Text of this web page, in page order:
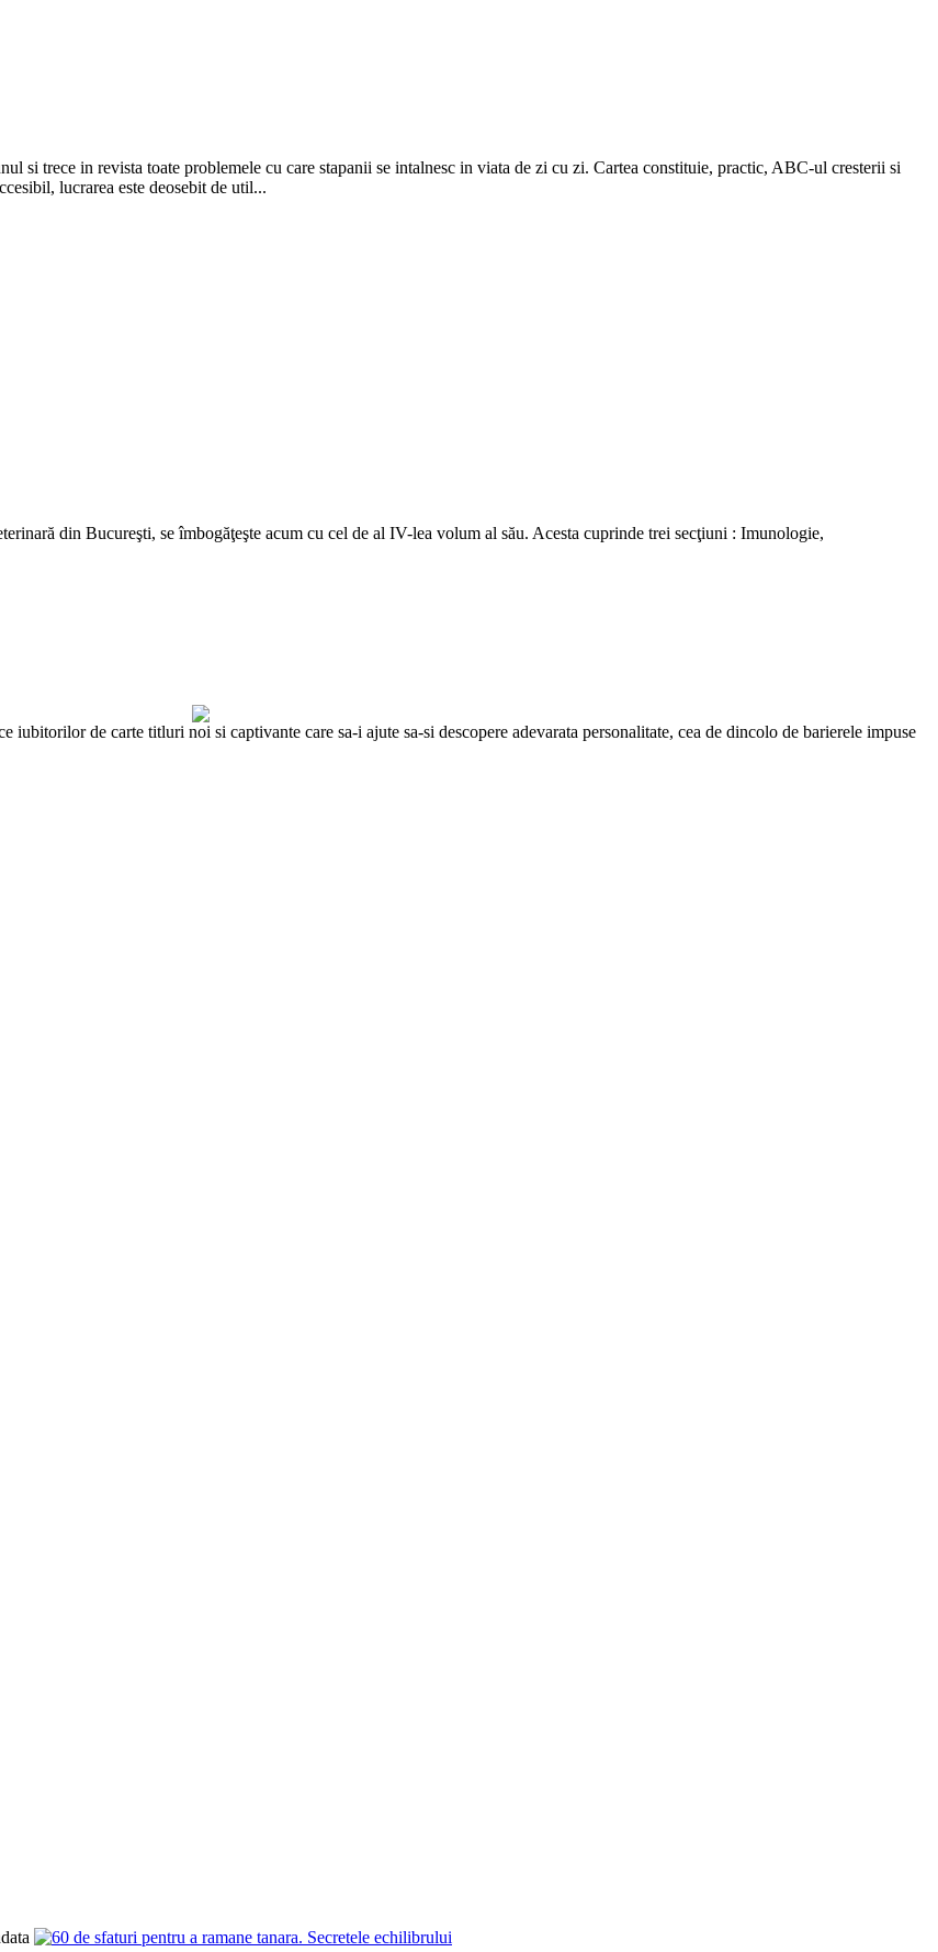
si trece in revista toate problemele cu care stapanii se intalnesc in viata de zi cu zi. Cartea constituie, practic, ABC-ul cresterii si
lucrarea este deosebit de util...
din Bucureşti, se îmbogăţeşte acum cu cel de al IV-lea volum al său. Acesta cuprinde trei secţiuni : Imunologie,
iubitorilor de carte titluri noi si captivante care sa-i ajute sa-si descopere adevarata personalitate, cea de dincolo de barierele impuse